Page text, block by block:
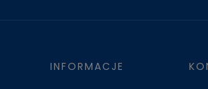
INFORMACJE